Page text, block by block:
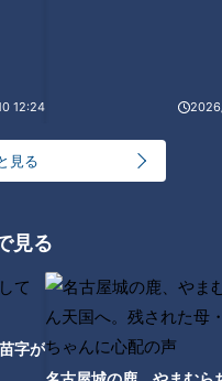
12:24
見る
見る
字が
る成分だそうです。
経栄養因子）は、神経細
せるたんぱく質。不足す
能が低下してしまうそう